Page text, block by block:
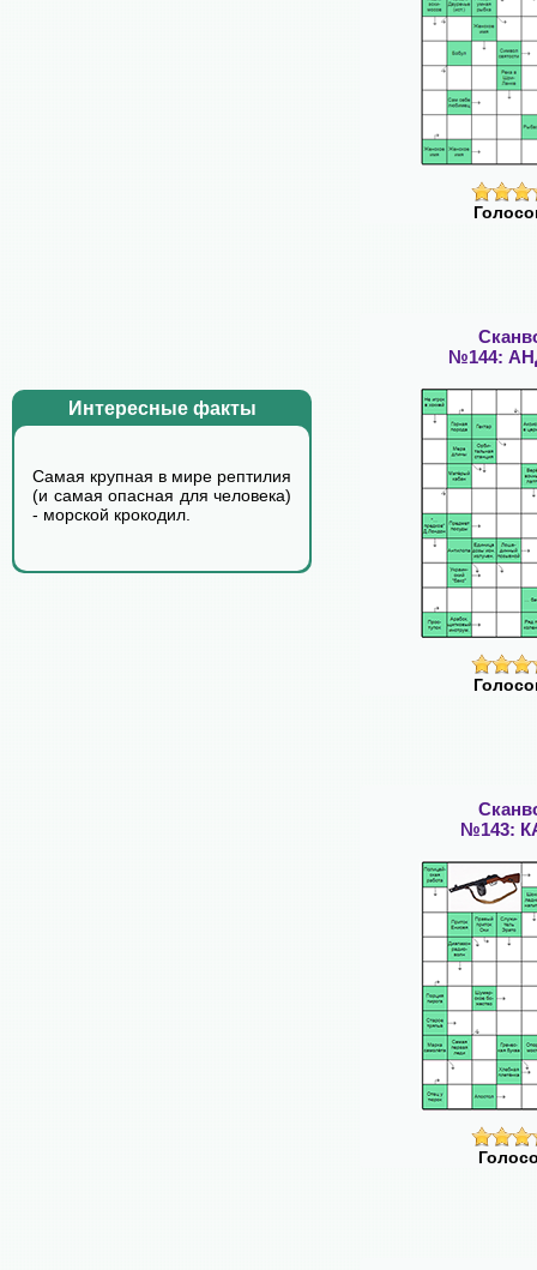
Интересные факты
Самая крупная в мире рептилия
(и самая опасная для человека)
- морской крокодил.
№144:
№143: